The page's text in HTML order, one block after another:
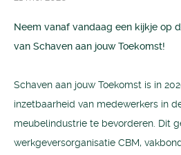
Neem vanaf vandaag een kijkje op
van Schaven aan jouw Toekomst!
Schaven aan jouw Toekomst is in
inzetbaarheid van medewerkers in
meubelindustrie te bevorderen. Dit
werkgeversorganisatie CBM,